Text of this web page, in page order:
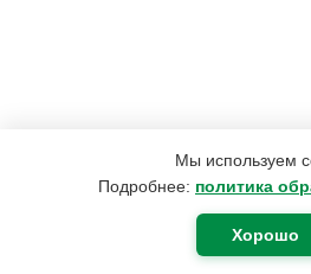
Мы используем
Подробнее: политика
Хорошо